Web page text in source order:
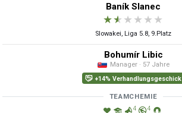
Baník Slanec
★★ ★ ★ ★ ★
Slowakei, Liga 5.8, 9.Platz
Bohumír Libic
Manager · 57 Jahre
+14% Verhandlungsgeschick
TEAMCHEMIE
4 4